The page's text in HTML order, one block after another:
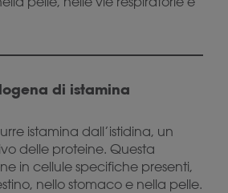
di istamina
istamina dall’istidina, un
delle proteine. Questa
in cellule specifiche presenti,
nello stomaco e nella pelle.